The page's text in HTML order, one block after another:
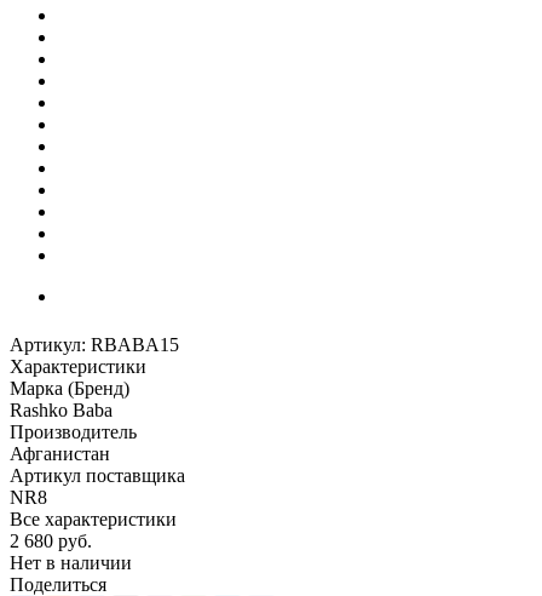
Артикул: RBABA15
Характеристики
Марка (Бренд)
Rashko Baba
Производитель
Афганистан
Артикул поставщика
NR8
Все характеристики
2 680 руб.
Нет в наличии
Поделиться